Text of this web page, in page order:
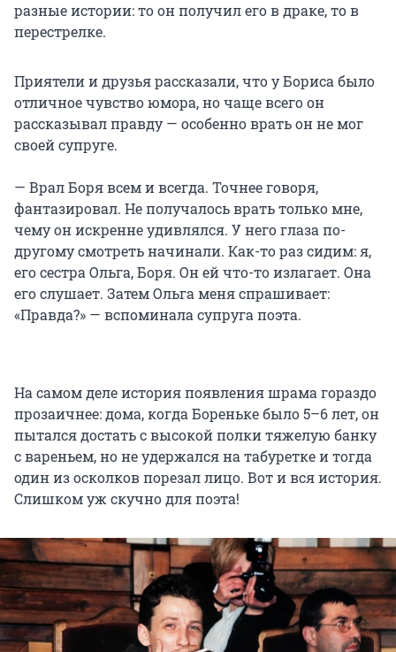
разные истории: то он получил его в драке, то в
перестрелке.
Приятели и друзья рассказали, что у Бориса было
отличное чувство юмора, но чаще всего он
рассказывал правду — особенно врать он не мог
своей супруге.
— Врал Боря всем и всегда. Точнее говоря,
фантазировал. Не получалось врать только мне,
чему он искренне удивлялся. У него глаза по-
другому смотреть начинали. Как-то раз сидим: я,
его сестра Ольга, Боря. Он ей что-то излагает. Она
его слушает. Затем Ольга меня спрашивает:
«Правда?» — вспоминала супруга поэта.
На самом деле история появления шрама гораздо
прозаичнее: дома, когда Бореньке было 5–6 лет, он
пытался достать с высокой полки тяжелую банку
с вареньем, но не удержался на табуретке и тогда
один из осколков порезал лицо. Вот и вся история.
Слишком уж скучно для поэта!